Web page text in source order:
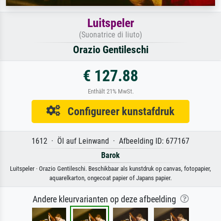
Luitspeler
(Suonatrice di liuto)
Orazio Gentileschi
€ 127.88
Enthält 21% MwSt.
Configureer kunstafdruk
1612 · Öl auf Leinwand · Afbeelding ID: 677167
Barok
Luitspeler · Orazio Gentileschi. Beschikbaar als kunstdruk op canvas, fotopapier,
aquarelkarton, ongecoat papier of Japans papier.
Andere kleurvarianten op deze afbeelding